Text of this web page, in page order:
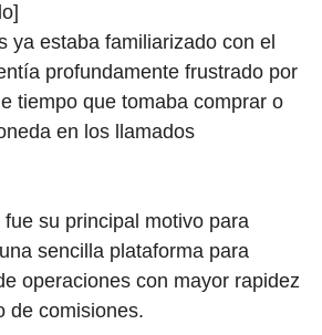
ya estaba familiarizado con el
profundamente frustrado por
tiempo que tomaba comprar o
en los llamados
su principal motivo para
una sencilla plataforma para
operaciones con mayor rapidez
de comisiones.